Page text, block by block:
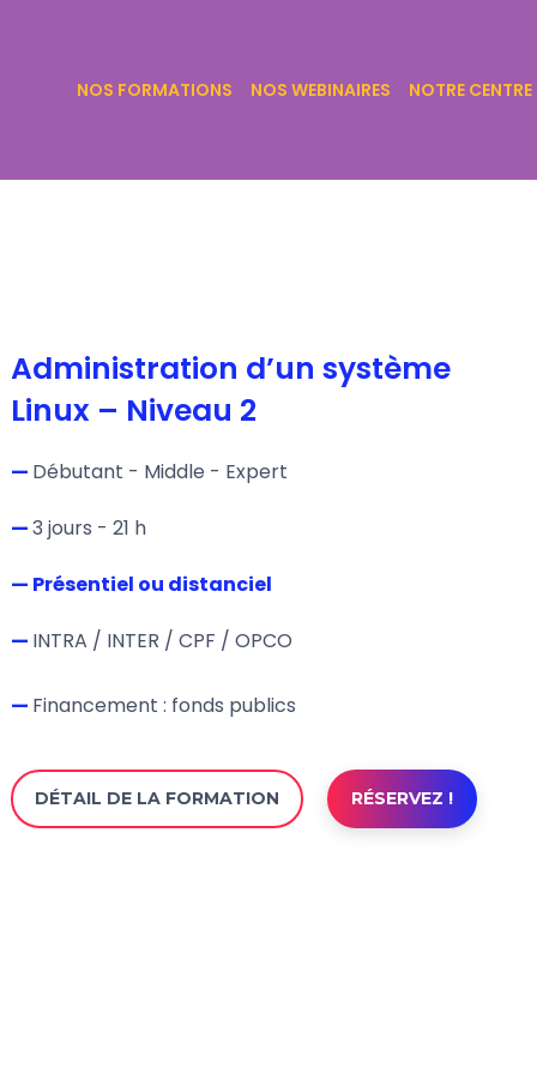
NOS FORMATIONS NOS WEBINAIRES NOTRE
Administration d’un système
Linux – Niveau 2
— Débutant - Middle - Expert
—3 jours - 21 h
— Présentiel ou distanciel
— INTRA / INTER / CPF / OPCO
— Financement : fonds publics
DÉTAIL DE LA FORMATION RÉSERVEZ !